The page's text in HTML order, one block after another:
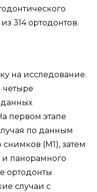
314 ортодонтов.
на исследование.
четыре
данных
первом этапе
по данным
(М1), затем
панорамного
ортодонты
случаи с